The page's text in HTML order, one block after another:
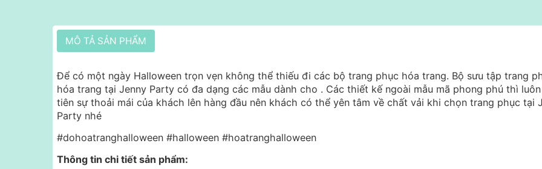
MÔ TẢ SẢN PHẨM
Để có một ngày Halloween trọn vẹn không thể thiếu đi các bộ trang phục hóa trang. Bộ sưu tập trang
hóa trang tại Jenny Party có đa dạng các mẫu dành cho . Các thiết kế ngoài mẫu mã phong phú thì
tiên sự thoải mái của khách lên hàng đầu nên khách có thể yên tâm về chất vải khi chọn trang phục tại
Party nhé
#dohoatranghalloween #halloween #hoatranghalloween
Thông tin chi tiết sản phẩm: